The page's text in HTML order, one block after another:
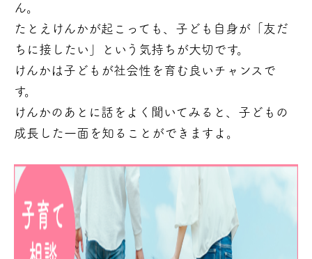
ん。
たとえけんかが起こっても、子ども自身が「友だ
ちに接したい」という気持ちが大切です。
けんかは子どもが社会性を育む良いチャンスで
す。
けんかのあとに話をよく聞いてみると、子どもの
成長した一面を知ることができますよ。